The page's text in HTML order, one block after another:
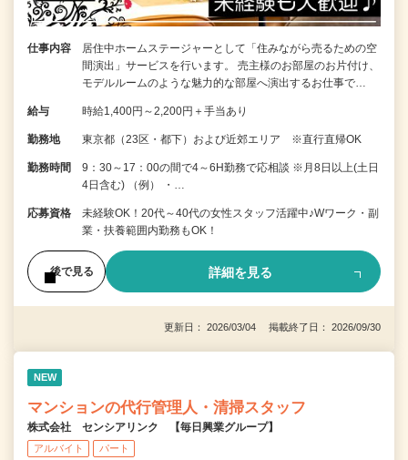
仕事内容
居住中ホームステージャーとして「住みながら売るための空
間演出」サービスを行います。 売主様のお部屋のお片付け、
モデルルームのような魅力的な部屋へ演出するお仕事で…
給与 時給1,400円～2,200円＋手当あり
勤務地 東京都（23区・都下）および近郊エリア ※直行直帰OK
勤務時間
9：30～17：00の間で4～6H勤務で応相談 ※月8日以上(土日
4日含む) （例） ・…
応募資格
未経験OK！20代～40代の女性スタッフ活躍中♪Wワーク・副
業・扶養範囲内勤務もOK！
後で見る 詳細を見る
更新日： 2026/03/04 掲載終了日： 2026/09/30
NEW
マンションの代行管理人・清掃スタッフ
株式会社 センシアリンク 【毎日興業グループ】
アルバイト パート